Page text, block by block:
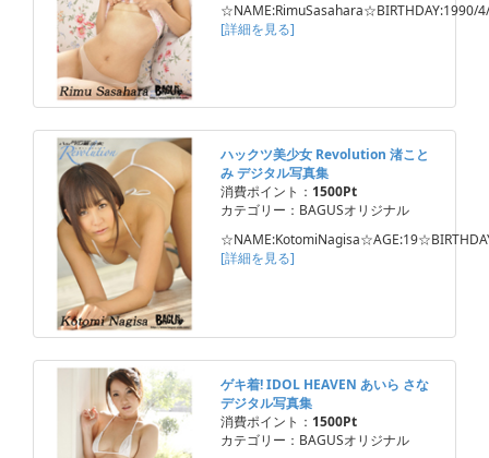
☆NAME:RimuSasahara☆BIRTHDAY:1990/
[詳細を見る]
ハックツ美少女 Revolution 渚こと
み デジタル写真集
消費ポイント： 1500Pt
カテゴリー：BAGUSオリジナル
[詳細を見る]
ゲキ着! IDOL HEAVEN あいら さな
デジタル写真集
消費ポイント： 1500Pt
カテゴリー：BAGUSオリジナル